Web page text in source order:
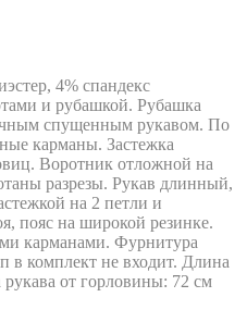
4% спандекс
и рубашкой. Рубашка
спущенным рукавом. По
карманы. Застежка
Воротник отложной на
разрезы. Рукав длинный,
на 2 петли и
пояс на широкой резинке.
карманами. Фурнитура
в комплект не входит. Длина
от горловины: 72 см